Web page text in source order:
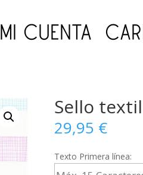
MI CUENTA
Sello textil
29,95 €
Texto Primera línea: